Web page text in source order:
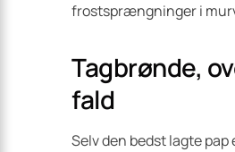
frostsprængninger i
Tagbrønde,
fald
Selv den bedst lagte pap